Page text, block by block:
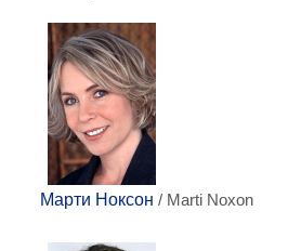
Марти Ноксон / Marti Noxon